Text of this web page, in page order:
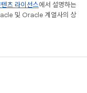
츠 라이선스에서 설명하는
및 Oracle 계열사의 상